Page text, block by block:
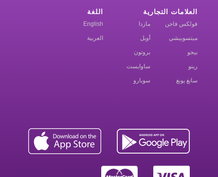
العلامات التجارية
فولكس فاجن مازدا
ميتسوبيشي أوبل
بيجو بروتون
رينو ساوايست
سانغ يونغ سوبارو
اللغة
English
العربية